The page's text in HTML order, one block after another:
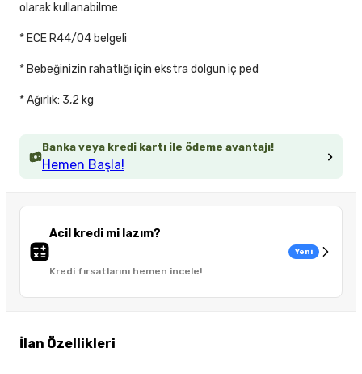
Banka veya kredi kartı ile ödeme avantajı!
Hemen Başla!
Acil kredi mi lazım?
Kredi fırsatlarını hemen incele!
Yeni
İlan Özellikleri
olarak kullanabilme
* ECE R44/04 belgeli
* Bebeğinizin rahatlığı için ekstra dolgun iç ped
* Ağırlık: 3,2 kg